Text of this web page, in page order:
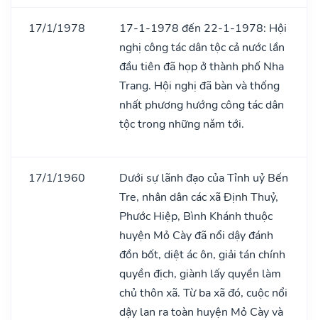
17/1/1978
17-1-1978 đến 22-1-1978: Hội
nghị công tác dân tộc cả nước lần
đầu tiên đã họp ở thành phố Nha
Trang. Hội nghị đã bàn và thống
nhất phương hướng công tác dân
tộc trong những nǎm tới.
17/1/1960
Dưới sự lãnh đạo của Tỉnh uỷ Bến
Tre, nhân dân các xã Định Thuỷ,
Phước Hiệp, Bình Khánh thuộc
huyện Mỏ Cày đã nổi dậy đánh
đồn bốt, diệt ác ôn, giải tán chính
quyền địch, giành lấy quyền làm
chủ thôn xã. Từ ba xã đó, cuộc nổi
dậy lan ra toàn huyện Mỏ Cày và